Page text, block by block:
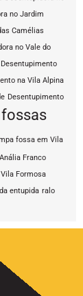
no Jardim
Camélias
no Vale do
Desentupimento
na Vila Alpina
Desentupimento
fossas
fossa em Vila
Franco
Formosa
entupida ralo